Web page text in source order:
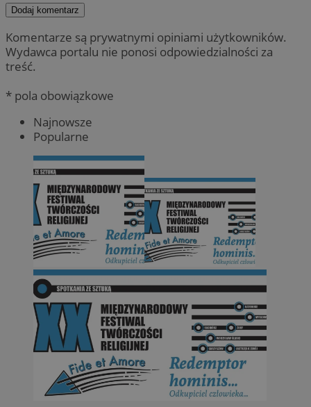
Dodaj komentarz
Komentarze są prywatnymi opiniami użytkowników.
Wydawca portalu nie ponosi odpowiedzialności za
treść.
* pola obowiązkowe
Najnowsze
Popularne